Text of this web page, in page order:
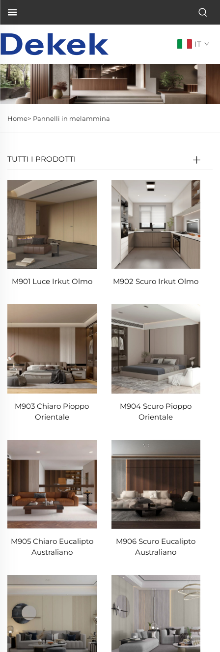
IT
Home> Pannelli in melammina
TUTTI I PRODOTTI
M901 Luce Irkut Olmo M902 Scuro Irkut Olmo
M903 Chiaro Pioppo
Orientale
M904 Scuro Pioppo
Orientale
M905 Chiaro Eucalipto
Australiano
M906 Scuro Eucalipto
Australiano